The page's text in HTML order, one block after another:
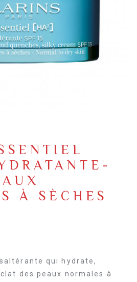
À SÈCHES
qui hydrate,
des peaux normales à